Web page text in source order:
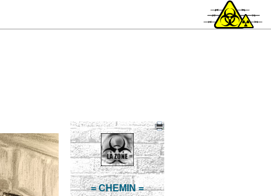
= CHEMIN =